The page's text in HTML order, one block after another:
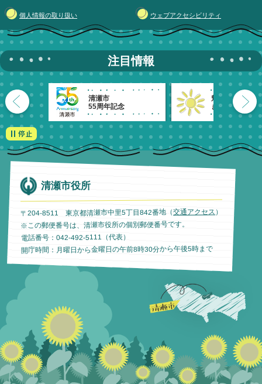
個人情報の取り扱い ウェブアクセシビリティ
注目情報
清瀬市
55周年記念
魅力発信！
きよせのーと。
清瀬市役所
〒204-8511 東京都清瀬市中里5丁目842番地（交通アクセス ）
※この郵便番号は、清瀬市役所の個別郵便番号です。
電話番号：042-492-5111（代表）
開庁時間：月曜日から金曜日の午前8時30分から午後5時まで